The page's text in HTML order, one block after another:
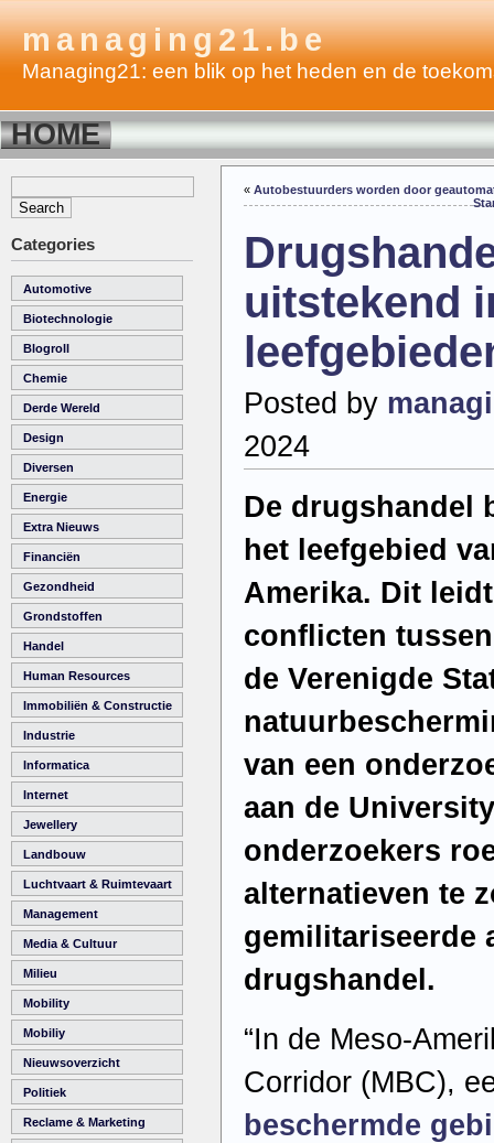
managing21.be
Managing21: een blik op het heden en de
HOME
Categories
Automotive
Biotechnologie
Blogroll
Chemie
Derde Wereld
Design
Diversen
Energie
Extra Nieuws
Financiën
Gezondheid
Grondstoffen
Handel
Human Resources
Immobiliën & Constructie
Industrie
Informatica
Internet
Jewellery
Landbouw
Luchtvaart & Ruimtevaart
Management
Media & Cultuur
Milieu
Mobility
Mobiliy
Nieuwsoverzicht
Politiek
Reclame & Marketing
« Autobestuurders worden door
uitstekend
Posted by
2024
De drugshandel
het leefgebied
Amerika. Dit
conflicten
de Verenigde
van een
aan de
onderzoekers
alternatieven te
gemilitariseerde
drugshandel.
“In de Meso-
Corridor (MBC),
beschermde